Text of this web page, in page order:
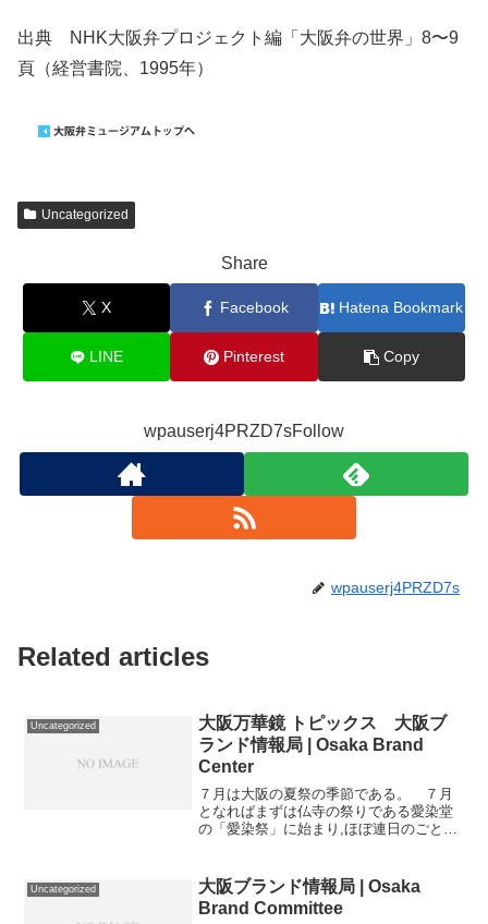
出典 NHK大阪弁プロジェクト編「大阪弁の世界」8〜9
頁（経営書院、1995年）
Uncategorized
Share
X Facebook Hatena Bookmark
LINE Pinterest Copy
wpauserj4PRZD7sFollow
wpauserj4PRZD7s
Related articles
Uncategorized
大阪万華鏡 トピックス 大阪ブ
ランド情報局 | Osaka Brand
Center
７月は大阪の夏祭の季節である。 ７月
となればまずは仏寺の祭りである愛染堂
の「愛染祭」に始まり,ほぼ連日のごとく
「生玉夏祭」、7/24・25には日本三大祭
のひとつで...
Uncategorized
大阪ブランド情報局 | Osaka
Brand Committee